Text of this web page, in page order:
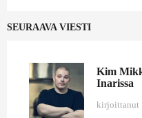
SEURAAVA VIESTI
Kim
Inarissa
kirjoittanut